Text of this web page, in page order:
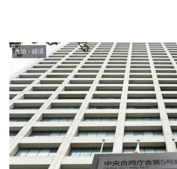
政治・経済